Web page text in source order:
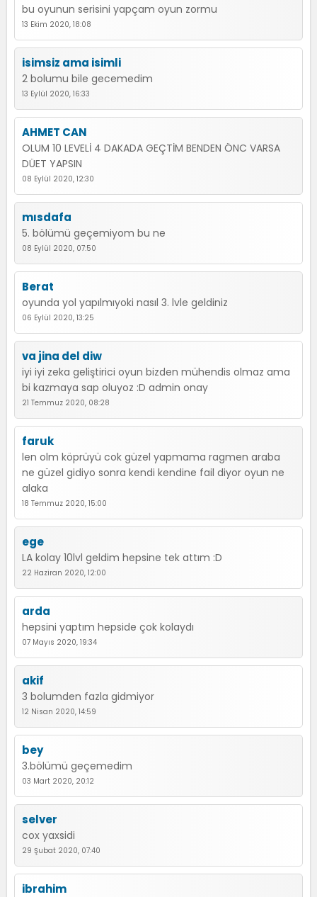
bu oyunun serisini yapçam oyun zormu
13 Ekim 2020, 18:08
isimsiz ama isimli
2 bolumu bile gecemedim
13 Eylül 2020, 16:33
AHMET CAN
OLUM 10 LEVELİ 4 DAKADA GEÇTİM BENDEN ÖNC VARSA
DÜET YAPSIN
08 Eylül 2020, 12:30
mısdafa
5. bölümü geçemiyom bu ne
08 Eylül 2020, 07:50
Berat
oyunda yol yapılmıyoki nasıl 3. lvle geldiniz
06 Eylül 2020, 13:25
va jina del diw
iyi iyi zeka geliştirici oyun bizden mühendis olmaz ama
bi kazmaya sap oluyoz :D admin onay
21 Temmuz 2020, 08:28
faruk
len olm köprüyü cok güzel yapmama ragmen araba
ne güzel gidiyo sonra kendi kendine fail diyor oyun ne
alaka
18 Temmuz 2020, 15:00
ege
LA kolay 10lvl geldim hepsine tek attım :D
22 Haziran 2020, 12:00
arda
hepsini yaptım hepside çok kolaydı
07 Mayıs 2020, 19:34
akif
3 bolumden fazla gidmiyor
12 Nisan 2020, 14:59
bey
3.bölümü geçemedim
03 Mart 2020, 20:12
selver
cox yaxsidi
29 Şubat 2020, 07:40
ibrahim